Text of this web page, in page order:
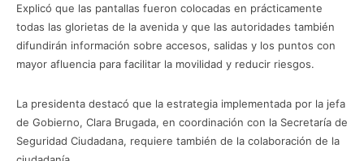
Explicó que las pantallas fueron colocadas en prácticamente
todas las glorietas de la avenida y que las autoridades también
difundirán información sobre accesos, salidas y los puntos con
mayor afluencia para facilitar la movilidad y reducir riesgos.
La presidenta destacó que la estrategia implementada por la jefa
de Gobierno, Clara Brugada, en coordinación con la Secretaría de
Seguridad Ciudadana, requiere también de la colaboración de la